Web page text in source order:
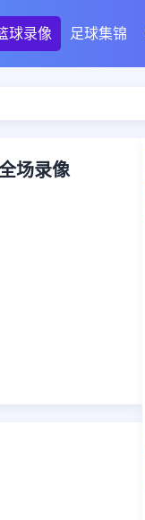
球录像 足球集锦
场录像